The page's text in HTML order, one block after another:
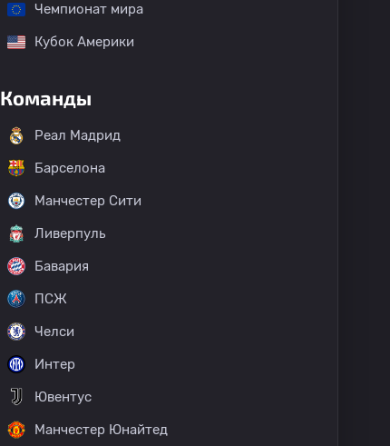
Чемпионат мира
Кубок Америки
Команды
Реал Мадрид
Барселона
Манчестер Сити
Ливерпуль
Бавария
ПСЖ
Челси
Интер
Ювентус
Манчестер Юнайтед